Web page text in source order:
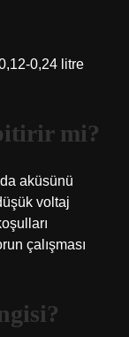
0,24 litre
mi?
aküsünü
voltaj
çalışması